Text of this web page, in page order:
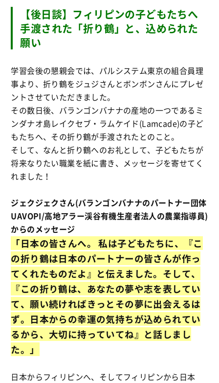
【後日談】フィリピンの子どもたちへ
手渡された「折り鶴」と、込められた
願い
学習会後の懇親会では、パルシステム東京の組合員理
事より、折り鶴をジュジさんとボンボンさんにプレゼ
ントさせていただきました。
その数日後、バランゴンバナナの産地の一つであるミ
ンダナオ島レイクセブ・ラムケイド(Lamcade)の子ど
もたちへ、その折り鶴が手渡されたとのこと。
そして、なんと折り鶴へのお礼として、子どもたちが
将来なりたい職業を紙に書き、メッセージを寄せてく
れました！
ジェクジェクさん(バランゴンバナナのパートナー団体
UAVOPI/高地アラー渓谷有機生産者法人の農業指導員)
からのメッセージ
「日本の皆さんへ。 私は子どもたちに、『こ
の折り鶴は日本のパートナーの皆さんが作っ
てくれたものだよ』と伝えました。そして、
『この折り鶴は、あなたの夢や志を表してい
て、願い続ければきっとその夢に出会えるは
ず。日本からの幸運の気持ちが込められてい
るから、大切に持っていてね』と話しまし
た。」
日本からフィリピンへ、そしてフィリピンから日本